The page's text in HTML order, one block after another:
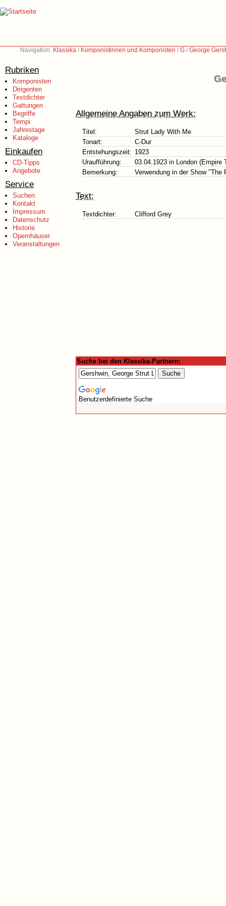
Navigation: Klassika / Komponistinnen und Komponisten /G /George
Rubriken
Komponisten
Dirigenten
Textdichter
Gattungen
Begriffe
Tempi
Jahrestage
Kataloge
Einkaufen
CD-Tipps
Angebote
Service
Suchen
Kontakt
Impressum
Datenschutz
Historie
Opernhäuser
Veranstaltungen
Allgemeine Angaben zum Werk:
Titel:
Strut Lady With Me
Tonart:
C-Dur
Entstehungszeit: 1923
Uraufführung:
03.04.1923 in London (Empire
Bemerkung:
Verwendung in der Show "The
Text:
Textdichter: Clifford Grey
Suche bei den Klassika-Partnern:
Benutzerdefinierte Suche